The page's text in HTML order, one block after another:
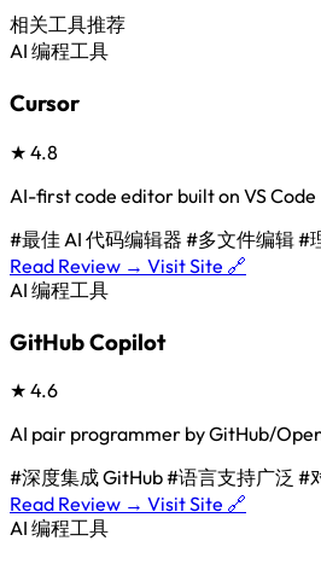
相关工具推荐
AI 编程工具
Cursor
★ 4.8
AI-first code editor built on VS Code
#最佳 AI 代码编辑器 #多文件编辑#
Read Review → Visit Site 🔗
AI 编程工具
GitHub Copilot
★ 4.6
AI pair programmer by GitHub/
#深度集成 GitHub#语言支持广泛 #
Read Review → Visit Site 🔗
AI 编程工具